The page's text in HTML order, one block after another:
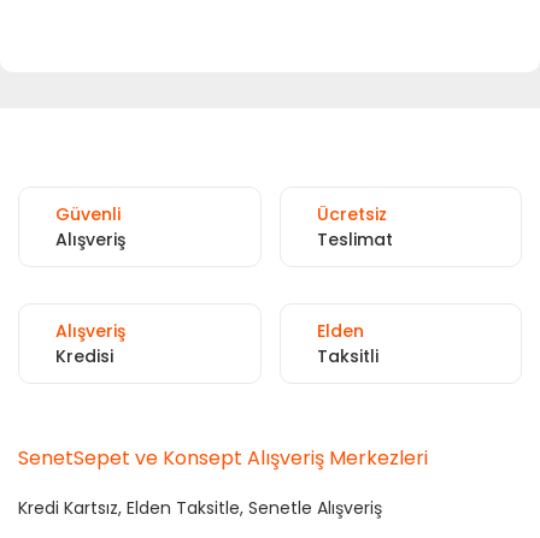
Güvenli
Alışveriş
Ücretsiz
Teslimat
Alışveriş
Kredisi
Elden
Taksitli
SenetSepet ve Konsept Alışveriş Merkezleri
Kredi Kartsız, Elden Taksitle, Senetle Alışveriş